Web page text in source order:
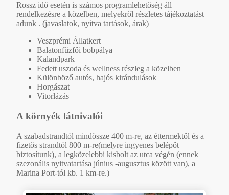
Rossz idő esetén is számos programlehetőség áll
rendelkezésre a közelben, melyekről részletes tájékoztatást
adunk . (javaslatok, nyitva tartások, árak)
Veszprémi Állatkert
Balatonfűzfői bobpálya
Kalandpark
Fedett uszoda és wellness részleg a közelben
Különböző autós, hajós kirándulások
Horgászat
Vitorlázás
A környék látnivalói
A szabadstrandtól mindössze 400 m-re, az éttermektől és a
fizetős strandtól 800 m-re(melyre ingyenes belépőt
biztosítunk), a legközelebbi kisbolt az utca végén (ennek
szezonális nyitvatartása június -augusztus között van), a
Marina Port-tól kb. 1 km-re.)